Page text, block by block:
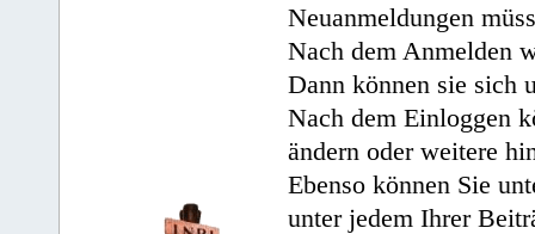
Neuanmeldungen
Nach dem Anmelden
Dann können sie sich
Nach dem Einloggen
ändern oder weitere
Ebenso können Sie
unter jedem Ihrer